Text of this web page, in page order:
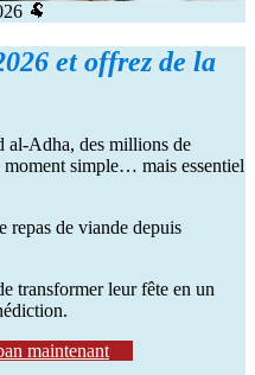
🐏
6 etoffrez de la
al-Adha, des millions de
simple… mais essentiel
repas de viande depuis
transformer leur fête en un
maintenant